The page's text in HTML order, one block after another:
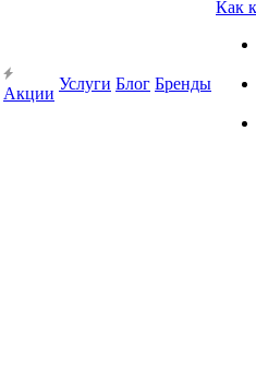
Акции
Услуги Блог Бренды
Как